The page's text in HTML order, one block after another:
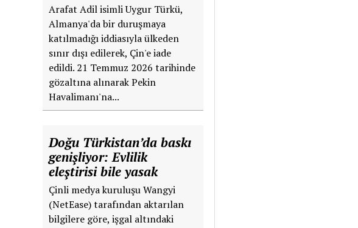
Arafat Adil isimli Uygur Türkü,
Almanya'da bir duruşmaya
katılmadığı iddiasıyla ülkeden
sınır dışı edilerek, Çin'e iade
edildi. 21 Temmuz 2026 tarihinde
gözaltına alınarak Pekin
Havalimanı'na...
Doğu Türkistan’da baskı
genişliyor: Evlilik
eleştirisi bile yasak
Çinli medya kuruluşu Wangyi
(NetEase) tarafından aktarılan
bilgilere göre, işgal altındaki